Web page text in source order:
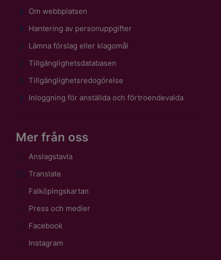
Om webbplatsen
Hantering av personuppgifter
Lämna förslag eller klagomål
Tillgänglighetsdatabasen
Tillgänglighetsredogörelse
Inloggning för anställda och förtroendevalda
Mer från oss
Anslagstavla
Translate
Falköpingskartan
Press och medier
Facebook
Instagram